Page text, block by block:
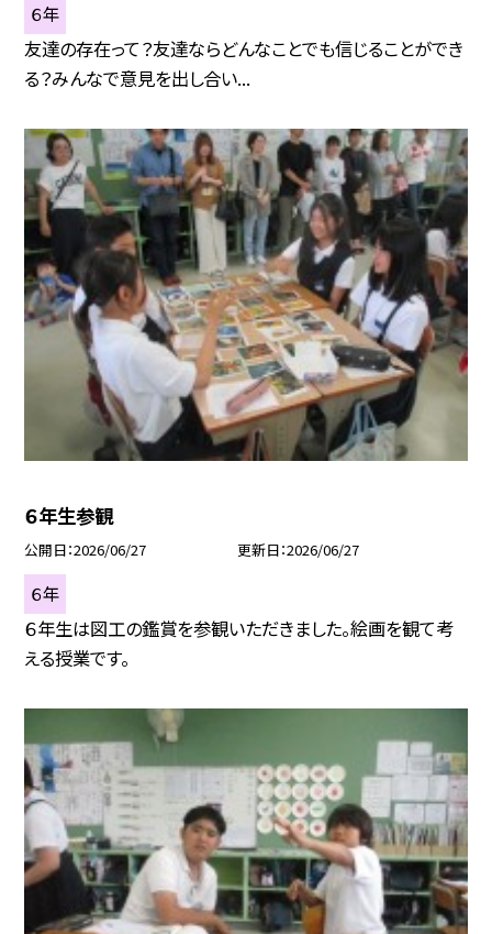
６年
友達の存在って？友達ならどんなことでも信じることができ
る？みんなで意見を出し合い...
６年生参観
公開日 2026/06/27 更新日 2026/06/27
６年
６年生は図工の鑑賞を参観いただきました。絵画を観て考
える授業です。